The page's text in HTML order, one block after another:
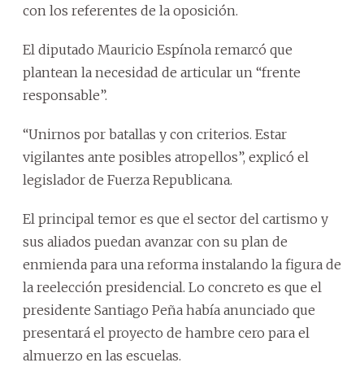
con los referentes de la oposición.
El diputado Mauricio Espínola remarcó que
plantean la necesidad de articular un “frente
responsable”.
“Unirnos por batallas y con criterios. Estar
vigilantes ante posibles atropellos”, explicó el
legislador de Fuerza Republicana.
El principal temor es que el sector del cartismo y
sus aliados puedan avanzar con su plan de
enmienda para una reforma instalando la figura de
la reelección presidencial. Lo concreto es que el
presidente Santiago Peña había anunciado que
presentará el proyecto de hambre cero para el
almuerzo en las escuelas.